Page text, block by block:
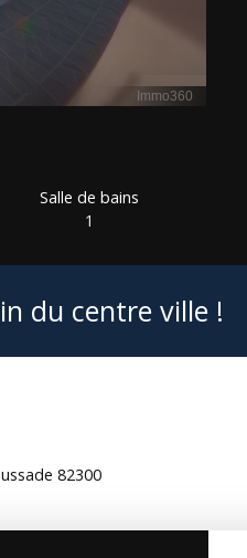
Salle de bains
1
du centre ville !
82300